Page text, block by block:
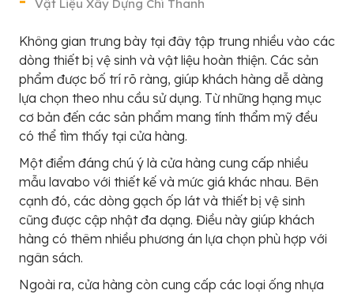
Vật Liệu Xây Dựng Chí Thanh
Không gian trưng bày tại đây tập trung nhiều vào các
dòng thiết bị vệ sinh và vật liệu hoàn thiện. Các sản
phẩm được bố trí rõ ràng, giúp khách hàng dễ dàng
lựa chọn theo nhu cầu sử dụng. Từ những hạng mục
cơ bản đến các sản phẩm mang tính thẩm mỹ đều
có thể tìm thấy tại cửa hàng.
Một điểm đáng chú ý là cửa hàng cung cấp nhiều
mẫu lavabo với thiết kế và mức giá khác nhau. Bên
cạnh đó, các dòng gạch ốp lát và thiết bị vệ sinh
cũng được cập nhật đa dạng. Điều này giúp khách
hàng có thêm nhiều phương án lựa chọn phù hợp với
ngân sách.
Ngoài ra, cửa hàng còn cung cấp các loại ống nhựa